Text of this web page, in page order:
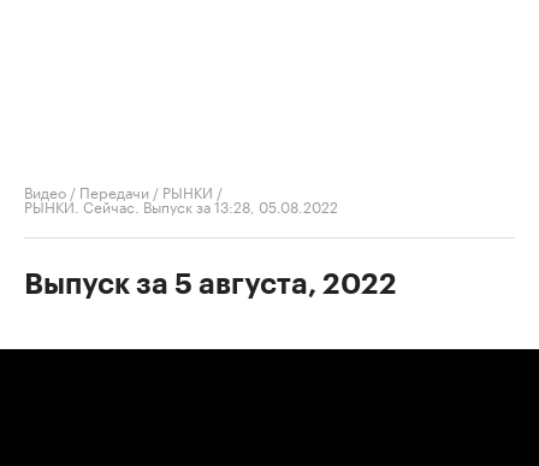
Видео / Передачи / РЫНКИ /
РЫНКИ. Сейчас. Выпуск за 13:28, 05.08.2022
Выпуск за 5 августа, 2022